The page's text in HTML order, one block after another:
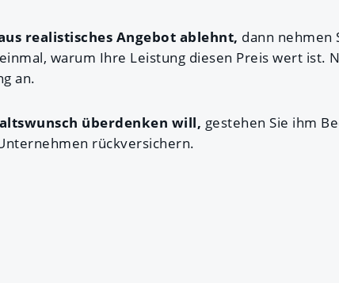
realistisches Angebot ablehnt, dann nehmen
warum Ihre Leistung diesen Preis wert ist.
an.
überdenken will, gestehen Sie ihm
rückversichern.